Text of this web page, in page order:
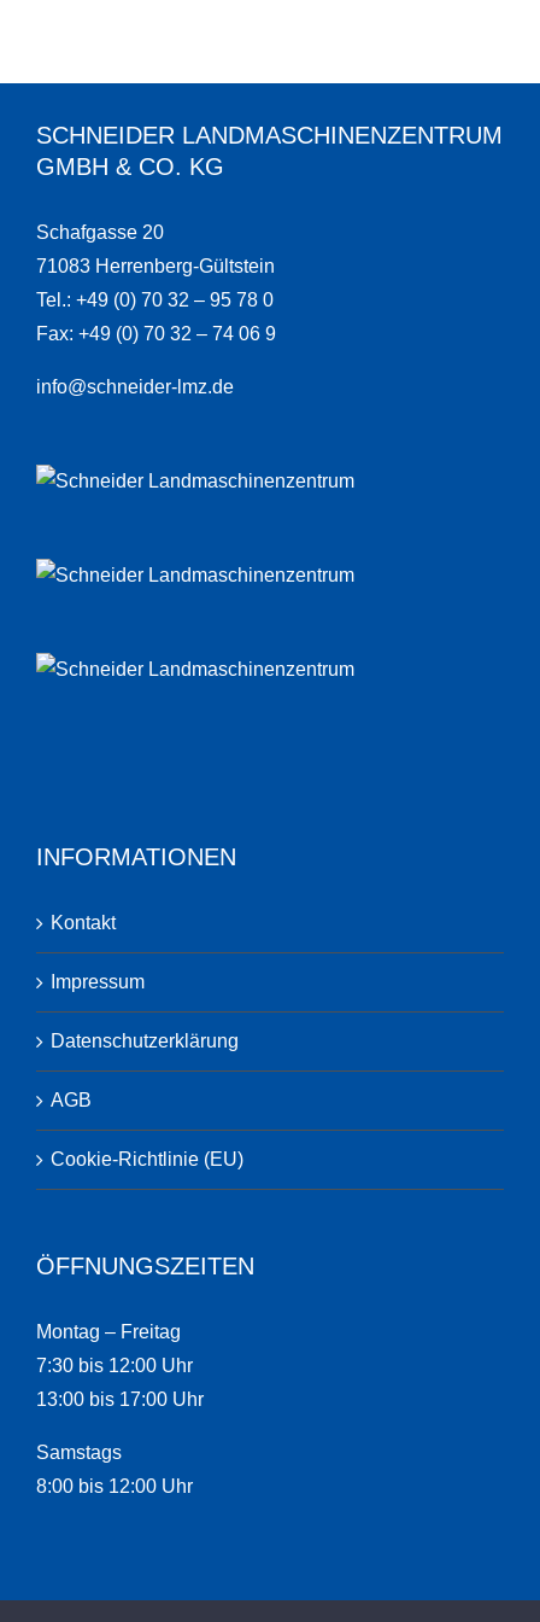
SCHNEIDER LANDMASCHINENZENTRUM
GMBH & CO. KG
Schafgasse 20
71083 Herrenberg-Gültstein
Tel.: +49 (0) 70 32 – 95 78 0
Fax: +49 (0) 70 32 – 74 06 9
info@schneider-lmz.de
INFORMATIONEN
Kontakt
Impressum
Datenschutzerklärung
AGB
Cookie-Richtlinie (EU)
ÖFFNUNGSZEITEN
Montag – Freitag
7:30 bis 12:00 Uhr
13:00 bis 17:00 Uhr
Samstags
8:00 bis 12:00 Uhr